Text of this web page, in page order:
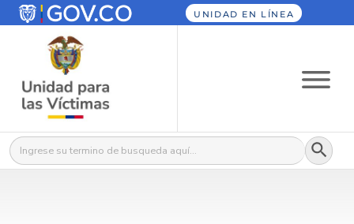
UNIDAD EN LÍNEA
Buscar: Botón